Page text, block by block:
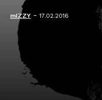
mIZZY -17.02.2016